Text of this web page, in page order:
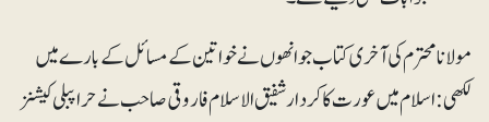
مولانا محترم کی آخری کتاب جو انھوں نے خواتین کے مسائل کے بارے میں
لکھی: اسلام میں عورت کا کردار شفیق الاسلام فاروقی صاحب نے حرا پبلی کیشنز